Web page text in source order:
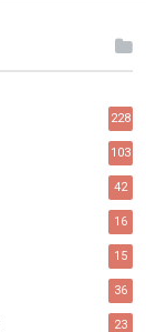
228
103
42
16
15
36
23